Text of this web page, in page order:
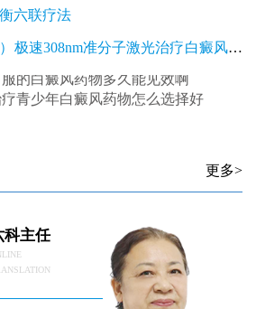
六联疗法
极速308nm准分子激光治疗白癜风的
新冠疫苗后多久才能使用白癜风药物
风药膏用后不长黑点怎么回事
疗青少年白癜风药物怎么选择好
更多>
科主任